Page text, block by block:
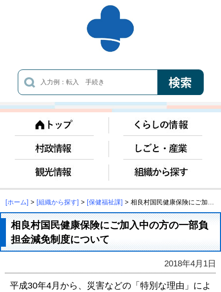
[ホーム] > [組織から探す] > [保健福祉課] > 相良村国民健康保険にご加入中の方の一部負担金減免制度について
相良村国民健康保険にご加入中の方の一部負
担金減免制度について
2018年4月1日
平成30年4月から、災害などの「特別な理由」によ